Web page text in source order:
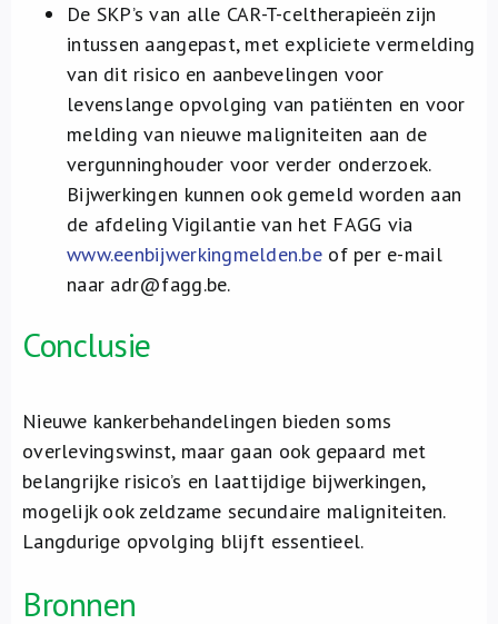
De SKP’s van alle CAR-T-celtherapieën zijn
intussen aangepast, met expliciete vermelding
van dit risico en aanbevelingen voor
levenslange opvolging van patiënten en voor
melding van nieuwe maligniteiten aan de
vergunninghouder voor verder onderzoek.
Bijwerkingen kunnen ook gemeld worden aan
de afdeling Vigilantie van het FAGG via
www.eenbijwerkingmelden.be of per e-mail
naar adr@fagg.be.
Conclusie
Nieuwe kankerbehandelingen bieden soms
overlevingswinst, maar gaan ook gepaard met
belangrijke risico’s en laattijdige bijwerkingen,
mogelijk ook zeldzame secundaire maligniteiten.
Langdurige opvolging blijft essentieel.
Bronnen